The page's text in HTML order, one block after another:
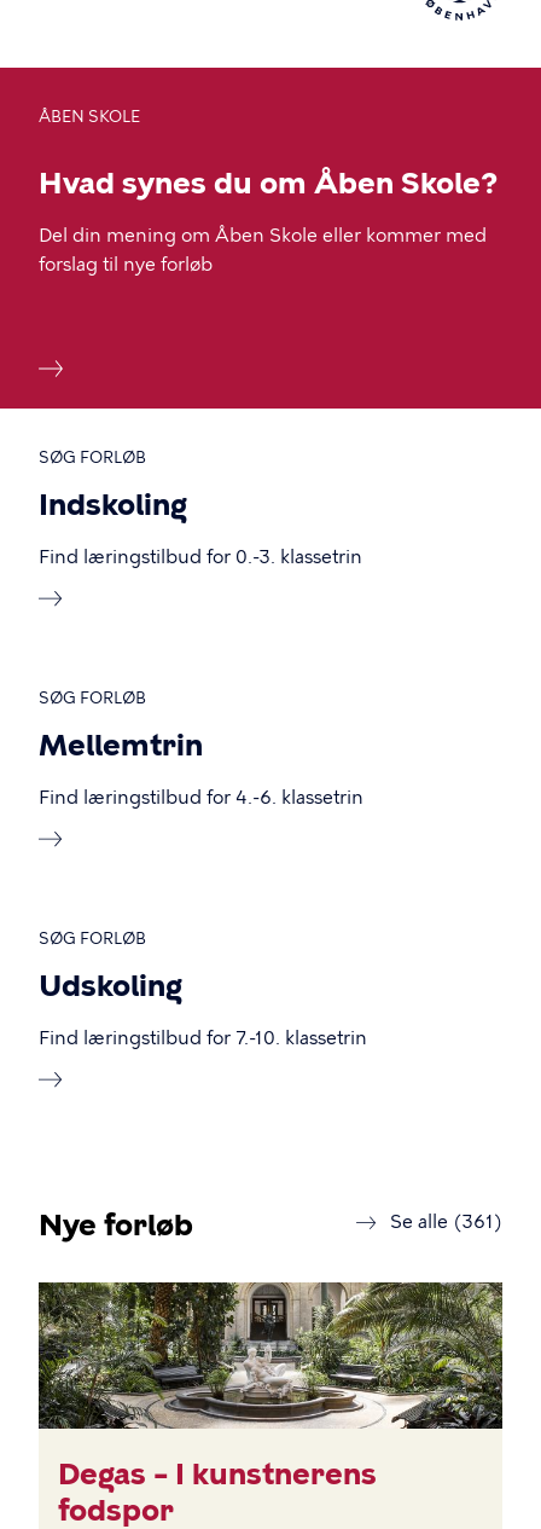
vælge.
ÅBEN SKOLE
Hvad synes du om Åben Skole?
Del din mening om Åben Skole eller kommer med
forslag til nye forløb
SØG FORLØB
Indskoling
Find læringstilbud for 0.-3. klassetrin
SØG FORLØB
Mellemtrin
Find læringstilbud for 4.-6. klassetrin
SØG FORLØB
Udskoling
Find læringstilbud for 7.-10. klassetrin
Nye forløb Se alle (361)
BILLEDE
Degas – I kunstnerens
fodspor